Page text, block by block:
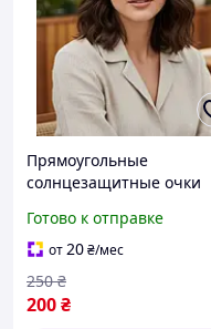
Прямоугольные
солнцезащитные очки
Accessories леопардовые
(7008)
Готово к отправке
от20₴/мес
200₴
250 ₴